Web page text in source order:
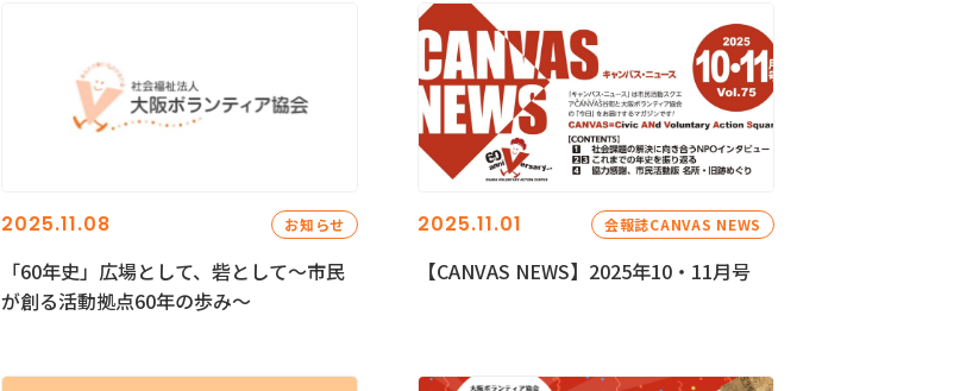
2025.11.08 お知らせ
「60年史」広場として、砦として～市民
が創る活動拠点60年の歩み～
2025.11.01 会報誌CANVAS NEWS
【CANVAS NEWS】2025年10・11月号